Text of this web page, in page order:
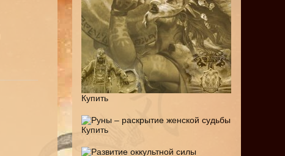
Купить
Купить